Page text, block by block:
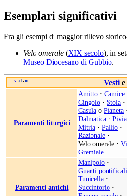
Esemplari significativi
Fra gli esempi di maggior rilievo
Velo omerale (XIX secolo), in
Museo Diocesano di Gubbio.
v • d • m Vesti e
Paramenti liturgici
Amitto · Camice
Cingolo · Stola ·
Casula o Pianeta ·
Dalmatica ·
Mitria · Pallio ·
Razionale ·
Velo omerale ·
Gremiale
Paramenti antichi
Manipolo ·
Guanti pontificali
Tunicella ·
Succintorio ·